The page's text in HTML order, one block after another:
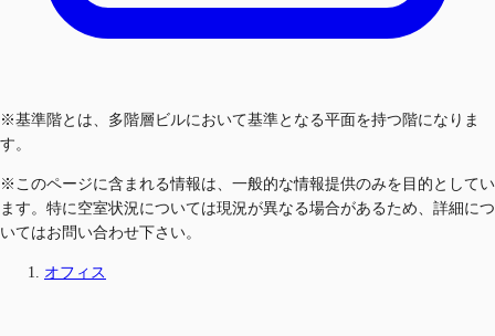
※基準階とは、多階層ビルにおいて基準となる平面を持つ階になりま
す。
※このページに含まれる情報は、一般的な情報提供のみを目的としてい
ます。特に空室状況については現況が異なる場合があるため、詳細につ
いてはお問い合わせ下さい。
オフィス